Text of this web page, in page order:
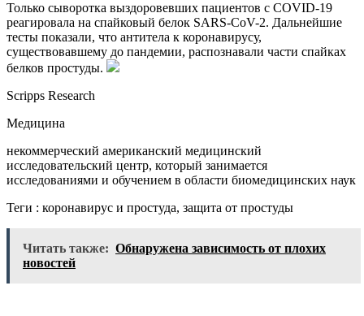
Только сыворотка выздоровевших пациентов с COVID-19
реагировала на спайковый белок SARS-CoV-2. Дальнейшие
тесты показали, что антитела к коронавирусу,
существовавшему до пандемии, распознавали части спайках
белков простуды.
Scripps Research
Медицина
некоммерческий американский медицинский
исследовательский центр, который занимается
исследованиями и обучением в области биомедицинских наук
Теги : коронавирус и простуда, защита от простуды
Читать также: Обнаружена зависимость от плохих
новостей